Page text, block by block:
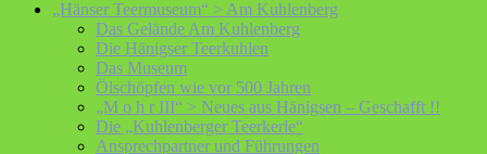
„Hänser Teermuseum“ > Am Kuhlenberg
Das Gelände Am Kuhlenberg
Die Hänigser Teerkuhlen
Das Museum
Ölschöpfen wie vor 500 Jahren
„M o h r III“ > Neues aus Hänigsen – Geschafft !!
Die „Kuhlenberger Teerkerle“
Ansprechpartner und Führungen